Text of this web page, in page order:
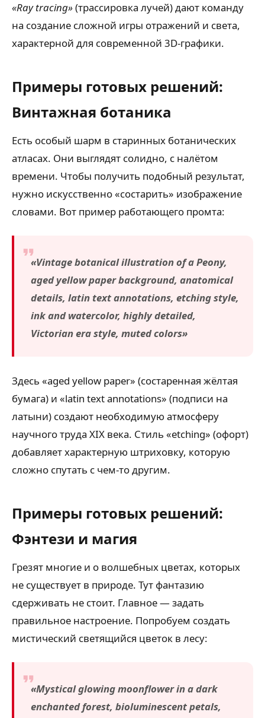
«Ray tracing»(трассировка лучей) дают команду
на создание сложной игры отражений и света,
характерной для современной 3D-графики.
Примеры готовых решений:
Винтажная ботаника
Есть особый шарм в старинных ботанических
атласах. Они выглядят солидно, с налётом
времени. Чтобы получить подобный результат,
нужно искусственно «состарить» изображение
словами. Вот пример работающего промта:
«Vintage botanical illustration of a Peony,
aged yellow paper background, anatomical
details, latin text annotations, etching style,
ink and watercolor, highly detailed,
Victorian era style, muted colors»
Здесь «aged yellow paper» (состаренная жёлтая
бумага) и «latin text annotations» (подписи на
латыни) создают необходимую атмосферу
научного труда XIX века. Стиль «etching» (офорт)
добавляет характерную штриховку, которую
сложно спутать с чем-то другим.
Примеры готовых решений:
Фэнтези и магия
Грезят многие и о волшебных цветах, которых
не существует в природе. Тут фантазию
сдерживать не стоит. Главное — задать
правильное настроение. Попробуем создать
мистический светящийся цветок в лесу:
«Mystical glowing moonflower in a dark
enchanted forest, bioluminescent petals,